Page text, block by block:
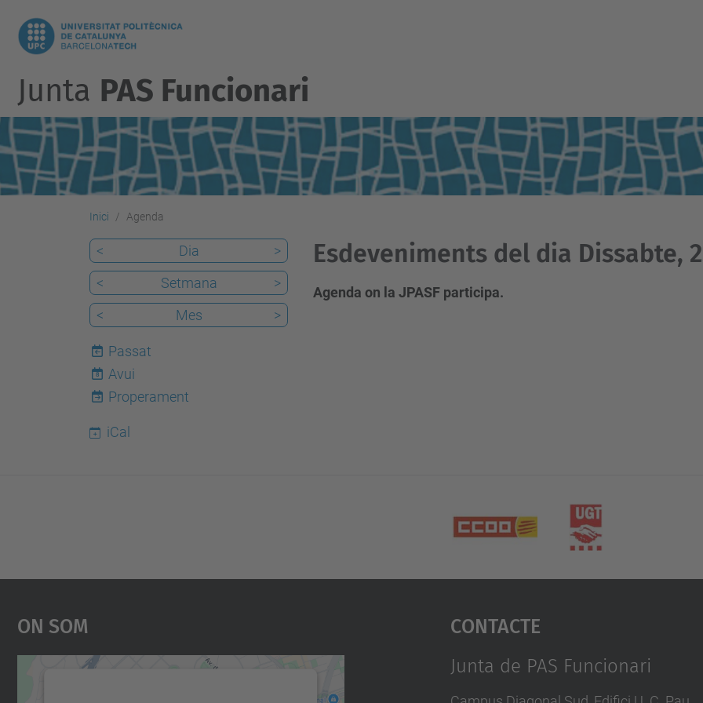
Junta PAS Funcionari
Inici Agenda
Esdeveniments del dia Dissabte,
Agenda on la JPASF participa.
< Dia
>
<
Setmana
>
<
Mes >
Passat
8
Avui
Properament
iCal
On Som Contacte
Junta de PAS Funcionari